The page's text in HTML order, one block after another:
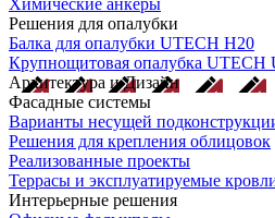
Решения для опалубки
Балка для опалубки UTECH H20
Крупнощитовая опалубка UTECH
Архитектура и Дизайн
Фасадные системы
Варианты несущей
Решения для крепления облицовок
Реализованные проекты
Террасы и эксплуатируемые
Интерьерные решения